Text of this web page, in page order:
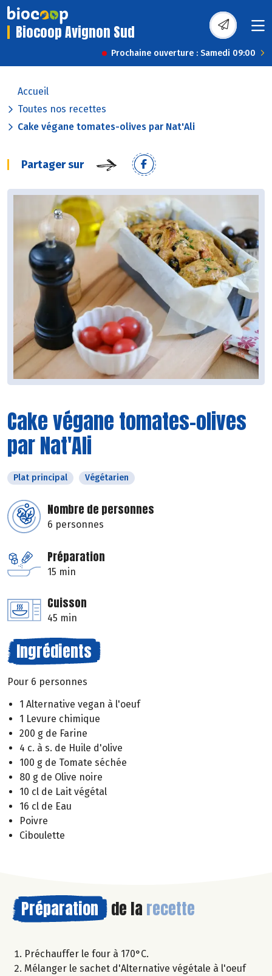
Biocoop Avignon Sud
Prochaine ouverture : Samedi 09:00
Accueil
Toutes nos recettes
Cake végane tomates-olives par Nat'Ali
Partager sur
Cake végane tomates-olives
par Nat'Ali
Plat principal Végétarien
Nombre de personnes
6 personnes
Préparation
15 min
Cuisson
45 min
Ingrédients
Pour 6 personnes
1 Alternative vegan à l'oeuf
1 Levure chimique
200 g de Farine
4 c. à s. de Huile d'olive
100 g de Tomate séchée
80 g de Olive noire
10 cl de Lait végétal
16 cl de Eau
Poivre
Ciboulette
Préparation de la recette
Préchauffer le four à 170°C.
Mélanger le sachet d'Alternative végétale à l'oeuf